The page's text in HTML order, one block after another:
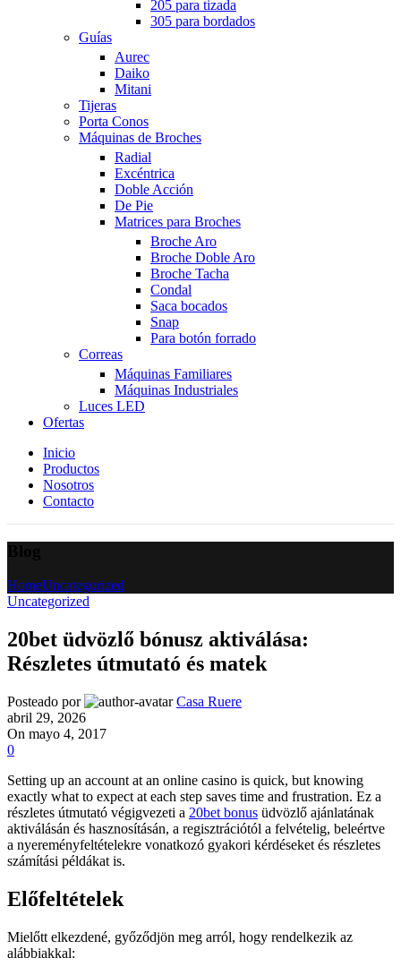
205 para tizada
305 para bordados
Guías
Aurec
Daiko
Mitani
Tijeras
Porta Conos
Máquinas de Broches
Radial
Excéntrica
Doble Acción
De Pie
Matrices para Broches
Broche Aro
Broche Doble Aro
Broche Tacha
Condal
Saca bocados
Snap
Para botón forrado
Correas
Máquinas Familiares
Máquinas Industriales
Luces LED
Ofertas
Inicio
Productos
Nosotros
Contacto
HomeUncategorized
Uncategorized
20bet üdvözlő bónusz aktiválása:
Részletes útmutató és matek
Posteado por
Casa Ruere
abril 29, 2026
On mayo 4, 2017
0
Setting up an account at an online casino is quick, but knowing
exactly what to expect at each step saves time and frustration. Ez a
részletes útmutató végigvezeti a 20bet bonus üdvözlő ajánlatának
aktiválásán és hasznosításán, a regisztrációtól a felvételig, beleértve
a nyereményfeltételekre vonatkozó gyakori kérdéseket és részletes
számítási példákat is.
Előfeltételek
Mielőtt elkezdené, győződjön meg arról, hogy rendelkezik az
alábbiakkal: